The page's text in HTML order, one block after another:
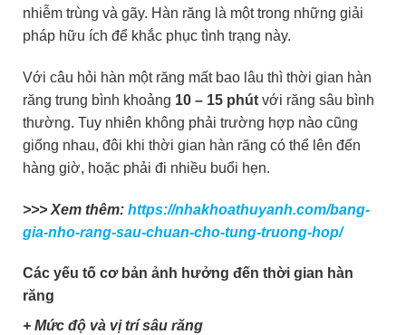
nhiễm trùng và gãy. Hàn răng là một trong những giải
pháp hữu ích để khắc phục tình trạng này.
Với câu hỏi hàn một răng mất bao lâu thì thời gian hàn
răng trung bình khoảng 10 – 15 phút với răng sâu bình
thường. Tuy nhiên không phải trường hợp nào cũng
giống nhau, đôi khi thời gian hàn răng có thể lên đến
hàng giờ, hoặc phải đi nhiều buổi hẹn.
>>> Xem thêm: https://nhakhoathuyanh.com/bang-
gia-nho-rang-sau-chuan-cho-tung-truong-hop/
Các yếu tố cơ bản ảnh hưởng đến thời gian hàn
răng
+ Mức độ và vị trí sâu răng